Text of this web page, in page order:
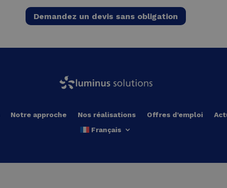
Demandez un devis sans obligation
Notre approche Nos réalisations Offres d’emploi
Français